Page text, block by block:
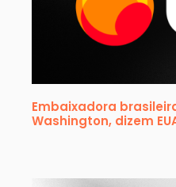
Embaixadora
Washington, dizem